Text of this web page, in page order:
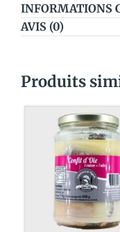
INFORMATIONS
AVIS (0)
Produits